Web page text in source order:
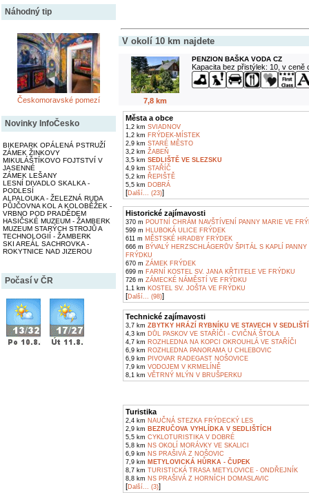
Náhodný tip
Českomoravské pomezí
Novinky InfoČesko
BIKEPARK OPÁLENÁ PSTRUŽÍ
ZÁMEK ŽINKOVY
MIKULÁŠTÍKOVO FOJTSTVÍ V
JASENNÉ
ZÁMEK LEŠANY
LESNÍ DIVADLO SKALKA -
PODLESÍ
ALPALOUKA - ŽELEZNÁ RUDA
PŮJČOVNA KOL A KOLOBĚŽEK -
VRBNO POD PRADĚDEM
HASIČSKÉ MUZEUM - ŽAMBERK
MUZEUM STARÝCH STROJŮ A
TECHNOLOGIÍ - ŽAMBERK
SKI AREÁL SACHROVKA -
ROKYTNICE NAD JIZEROU
Počasí v ČR
V okolí 10 km najdete
7,8 km
PENZION BAŠKA VODA CZ
Kapacita bez přistýlek: 10, v ceně
Města a obce
1,2 km SVIADNOV
1,2 km FRÝDEK-MÍSTEK
2,9 km STARÉ MĚSTO
3,2 km ŽABEŇ
3,5 km SEDLIŠTĚ VE SLEZSKU
4,9 km STAŘÍČ
5,2 km ŘEPIŠTĚ
5,5 km DOBRÁ
[Další... (23)]
Historické zajímavosti
370 m POUTNÍ CHRÁM NAVŠTÍVENÍ PANNY MARIE VE
599 m HLUBOKÁ ULICE FRÝDEK
611 m MĚSTSKÉ HRADBY FRÝDEK
666 m BÝVALÝ HERZSCHLÁGERŮV ŠPITÁL S KAPLÍ
FRÝDKU
670 m ZÁMEK FRÝDEK
699 m FARNÍ KOSTEL SV. JANA KŘTITELE VE FRÝDKU
726 m ZÁMECKÉ NÁMĚSTÍ VE FRÝDKU
1,1 km KOSTEL SV. JOŠTA VE FRÝDKU
[Další... (98)]
Technické zajímavosti
3,7 km ZBYTKY HRÁZÍ RYBNÍKU VE STAVECH V
4,3 km DŮL PASKOV VE STAŘÍČI - CVIČNÁ ŠTOLA
4,7 km ROZHLEDNA NA KOPCI OKROUHLÁ VE STAŘÍČI
6,9 km ROZHLEDNA PANORAMA U CHLEBOVIC
6,9 km PIVOVAR RADEGAST NOŠOVICE
7,9 km VODOJEM V KRMELÍNĚ
8,1 km VĚTRNÝ MLÝN V BRUŠPERKU
Turistika
2,4 km NAUČNÁ STEZKA FRÝDECKÝ LES
2,9 km BEZRUČOVA VYHLÍDKA V SEDLIŠTÍCH
5,5 km CYKLOTURISTIKA V DOBRÉ
5,8 km NS OKOLÍ MORÁVKY VE SKALICI
6,9 km NS PRAŠIVÁ Z NOŠOVIC
7,9 km METYLOVICKÁ HŮRKA - ČUPEK
8,7 km TURISTICKÁ TRASA METYLOVICE - ONDŘEJNÍK
8,8 km NS PRAŠIVÁ Z HORNÍCH DOMASLAVIC
[Další... (3)]